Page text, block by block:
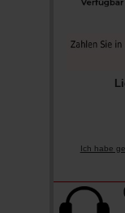
Ich habe